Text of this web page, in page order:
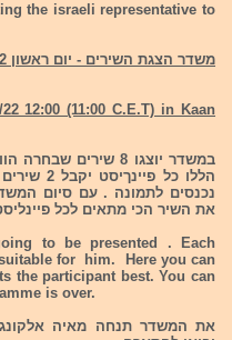
the israeli representative to
משדר הצגת השירים - יום ראשון 30/1/22 ב-12:00 בכאן גימל וכאן דגיטל
12:00 (11:00 C.E.T) in Kaan
במשדר יוצגו 8 שירים
הללו כל
נכנסים לתמונה . עם סיום
את השיר הכי מתאים לכל
to be presented . Each
for him. Here you can
the participant best. You can
is over.
את המשדר תנחה מאיה